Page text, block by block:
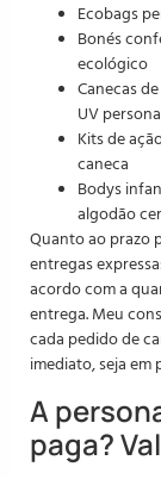
Ecobags
Bonés
ecológico
Canecas
UV
Kits de
caneca
Bodys
algodão
Quanto ao prazo
entregas
acordo com a
entrega. Meu
cada pedido de
imediato, seja
A
paga?